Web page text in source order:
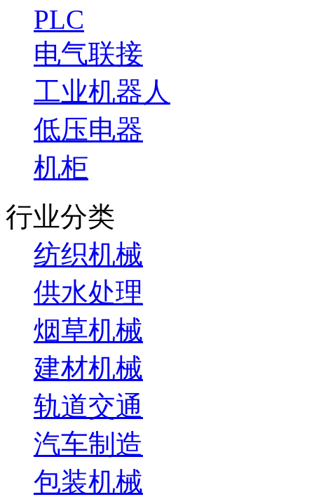
PLC
电气联接
工业机器人
低压电器
机柜
行业分类
纺织机械
供水处理
烟草机械
建材机械
轨道交通
汽车制造
包装机械